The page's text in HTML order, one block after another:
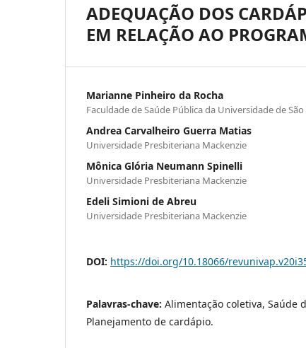
ADEQUAÇÃO DOS
EM RELAÇÃO AO
Marianne Pinheiro da Rocha
Faculdade de Saúde Pública da Universidade de São
Andrea Carvalheiro Guerra Matias
Universidade Presbiteriana Mackenzie
Mônica Glória Neumann Spinelli
Universidade Presbiteriana Mackenzie
Edeli Simioni de Abreu
Universidade Presbiteriana Mackenzie
DOI: https://doi.org/10.18066/
Palavras-chave: Alimentação coletiva, Saúde
Planejamento de cardápio.